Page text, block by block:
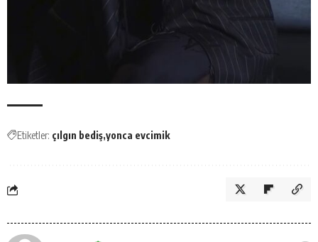
Etiketler: çılgın bediş yonca evcimik